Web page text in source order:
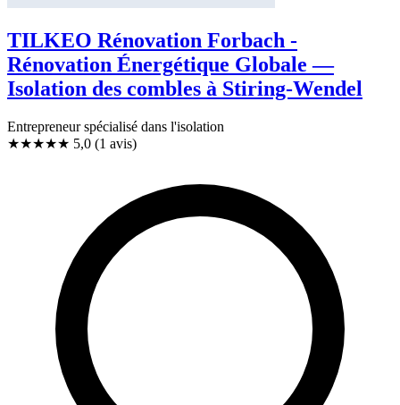
TILKEO Rénovation Forbach -
Rénovation Énergétique Globale —
Isolation des combles à Stiring-Wendel
Entrepreneur spécialisé dans l'isolation
★★★★★ 5,0 (1 avis)